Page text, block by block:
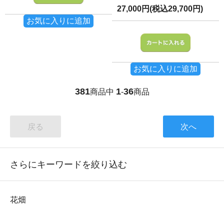
お気に入りに追加
27,000円(税込29,700円)
お気に入りに追加
381商品中 1-36商品
戻る 次へ
さらにキーワードを絞り込む
花畑